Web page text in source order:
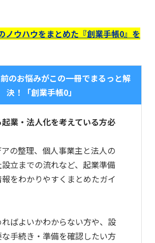
ノウハウをまとめた『創業手帳0』を
前のお悩みがこの一冊でまるっと解
決！「創業手帳0」
業・法人化を考えている方必
の整理、個人事業主と法人の
立までの流れなど、起業準備
をわかりやすくまとめたガイ
ばよいかわからない方や、設
手続き・準備を確認したい方